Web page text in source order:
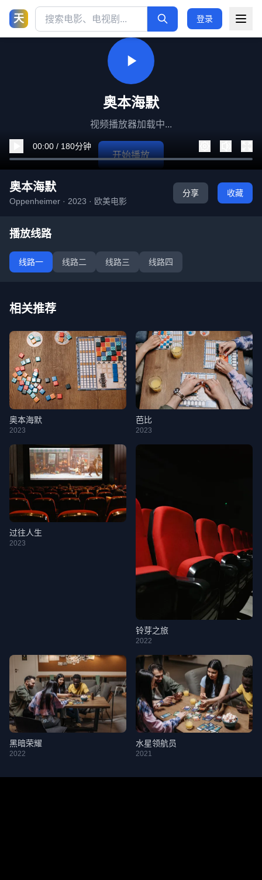
天 登录
奥本海默
视频播放器加载中...
开始播放
00:00 / 180分钟
奥本海默
Oppenheimer · 2023 · 欧美电影
分享 收藏
播放线路
线路一 线路二 线路三 线路四
相关推荐
奥本海默
2023
芭比
2023
过往人生
2023
铃芽之旅
2022
黑暗荣耀
2022
水星领航员
2021